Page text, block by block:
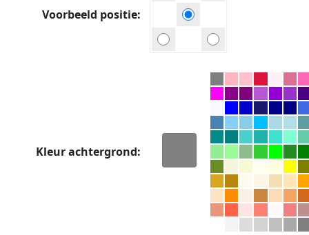
Voorbeeld positie
Kleur achtergrond